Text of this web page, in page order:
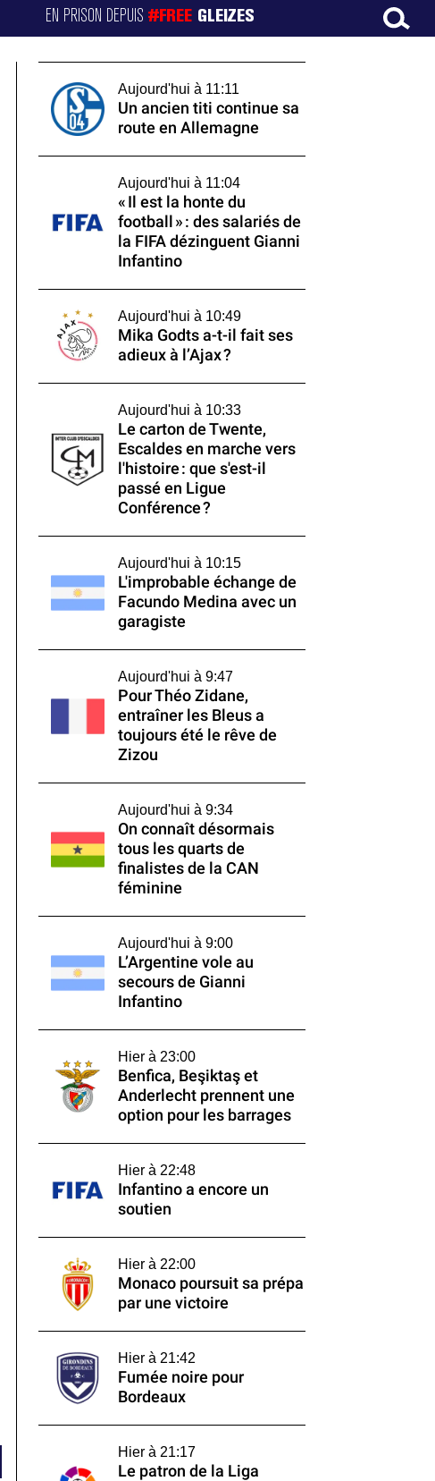
EN PRISON DEPUIS#FREE GLEIZES
Aujourd'hui à 11:11
Un ancien titi continue sa
route en Allemagne
Aujourd'hui à 11:04
« Il est la honte du
football » : des salariés de
la FIFA dézinguent Gianni
Infantino
Aujourd'hui à 10:49
Mika Godts a-t-il fait ses
adieux à l’Ajax ?
Aujourd'hui à 10:33
Le carton de Twente,
Escaldes en marche vers
l'histoire : que s'est-il
passé en Ligue
Conférence ?
Aujourd'hui à 10:15
L'improbable échange de
Facundo Medina avec un
garagiste
Aujourd'hui à 9:47
Pour Théo Zidane,
entraîner les Bleus a
toujours été le rêve de
Zizou
Aujourd'hui à 9:34
On connaît désormais
tous les quarts de
finalistes de la CAN
féminine
Aujourd'hui à 9:00
L’Argentine vole au
secours de Gianni
Infantino
Hier à 23:00
Benfica, Beşiktaş et
Anderlecht prennent une
option pour les barrages
Hier à 22:48
Infantino a encore un
soutien
Hier à 22:00
Monaco poursuit sa prépa
par une victoire
Hier à 21:42
Fumée noire pour
Bordeaux
Hier à 21:17
Le patron de la Liga